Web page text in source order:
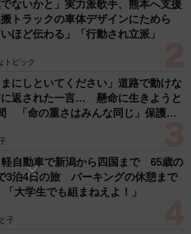
でないかと」実力派歌手、熊本へ支援
トラックの車体デザインにためら
ほど伝わる」「行動され立派」
トピック
まにしといてください」道路で動けな
に返された一言… 懸命に生きようと
「命の重さはみんな同じ」保護団
軽自動車で新潟から四国まで 65歳の
3泊4日の旅 パーキングの休憩まで
大学生でも組まねえよ！」
子